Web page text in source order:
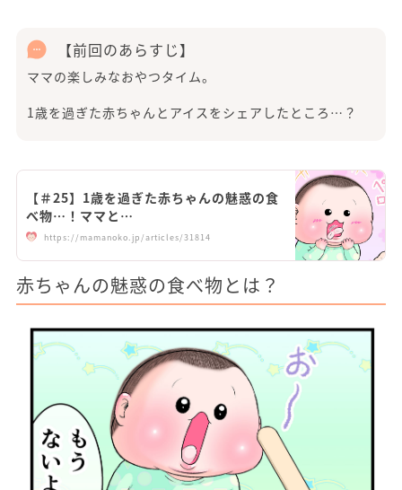
【前回のあらすじ】
ママの楽しみなおやつタイム。
1歳を過ぎた赤ちゃんとアイスをシェアしたところ…？
【＃25】1歳を過ぎた赤ちゃんの魅惑の食
べ物…！ママと…
https://mamanoko.jp/articles/31814
赤ちゃんの魅惑の食べ物とは？